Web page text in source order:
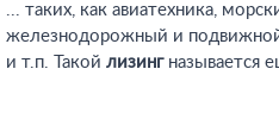
... таких, как авиатехника,
железнодорожный и
и т.п. Такой лизингназывается